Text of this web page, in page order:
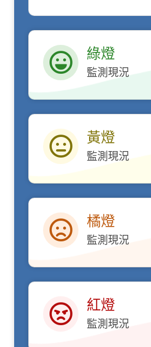
綠燈
綠燈
監測現況
黃燈
黃燈
監測現況
橘燈
橘燈
監測現況
紅燈
紅燈
監測現況